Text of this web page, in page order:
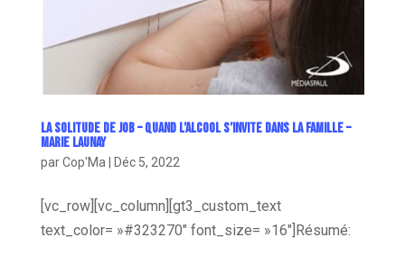
La solitude de Job – Quand l’alcool s’invite dans la famille –
Marie Launay
parCop'Ma| Déc 5, 2022
[vc_row][vc_column][gt3_custom_text
text_color= »#323270″ font_size= »16″] Résumé: